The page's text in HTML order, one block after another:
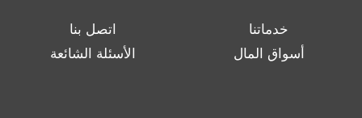
خدماتنا
اتصل بنا
أسواق المال
الأسئلة الشائعة